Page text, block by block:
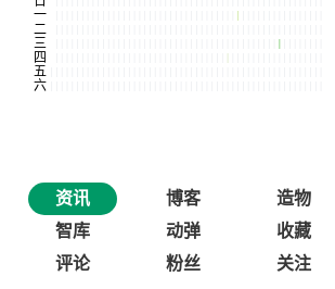
资讯 博客
造物
智库
动弹
收藏
评论
粉丝 关注